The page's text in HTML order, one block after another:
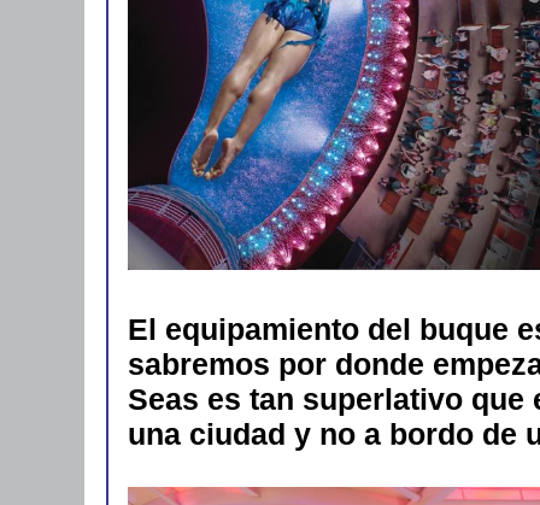
El equipamiento del buque
sabremos por donde
Seas es tan superlativo que
una ciudad y no a bordo de